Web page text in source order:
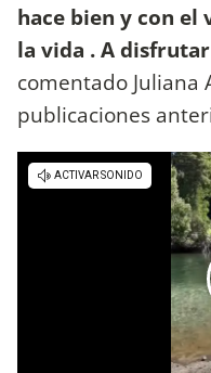
hace bien y con el
la vida . A
comentado Juliana
publicaciones